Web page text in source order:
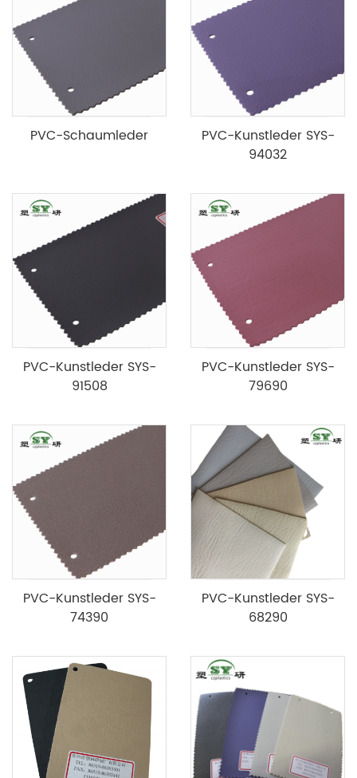
PVC-Schaumleder
PVC-Kunstleder SYS-
94032
PVC-Kunstleder SYS-
91508
PVC-Kunstleder SYS-
79690
PVC-Kunstleder SYS-
74390
PVC-Kunstleder SYS-
68290